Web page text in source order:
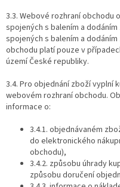
3.3. Webové rozhraní obchodu
spojených s balením a
spojených s balením a
obchodu platí pouze v
území České republiky.
3.4. Pro objednání zboží vyplní
webovém rozhraní obchodu.
informace o:
3.4.1. objednávaném
do elektronického
obchodu),
3.4.2. způsobu úhrady
způsobu doručení